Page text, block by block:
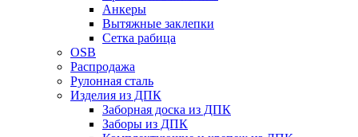
Анкеры
Вытяжные заклепки
Сетка рабица
OSB
Распродажа
Рулонная сталь
Изделия из ДПК
Заборная доска из ДПК
Заборы из ДПК